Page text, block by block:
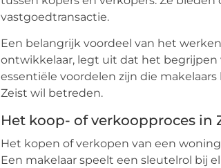
vastgoedtransactie.
Een belangrijk voordeel van het
ontwikkelaar, legt uit dat het
essentiële voordelen zijn die
Zeist wil betreden.
Het koop- of verkoopproces in
Het kopen of verkopen van een
Een makelaar speelt een sleutelrol bij